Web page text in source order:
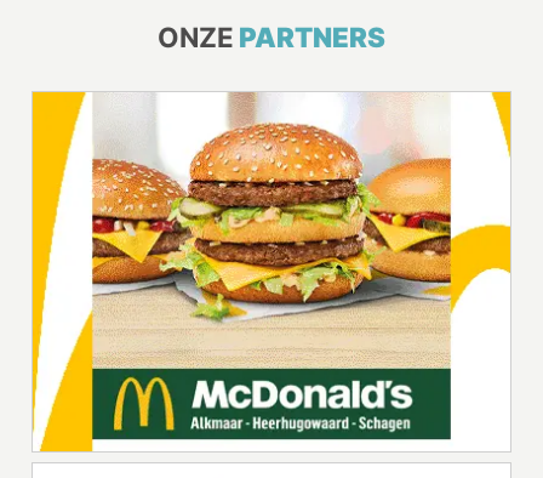
ONZE PARTNERS